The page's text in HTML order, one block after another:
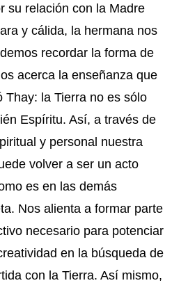
su relación con la Madre
y cálida, la hermana nos
recordar la forma de
acerca la enseñanza que
Thay: la Tierra no es sólo
Espíritu. Así, a través de
y personal nuestra
volver a ser un acto
es en las demás
Nos alienta a formar parte
necesario para potenciar
en la búsqueda de
con la Tierra. Así mismo,